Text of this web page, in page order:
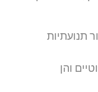
והן